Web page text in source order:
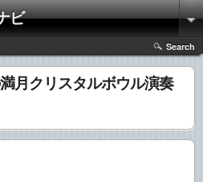
ビ
Search
月クリスタルボウル演奏